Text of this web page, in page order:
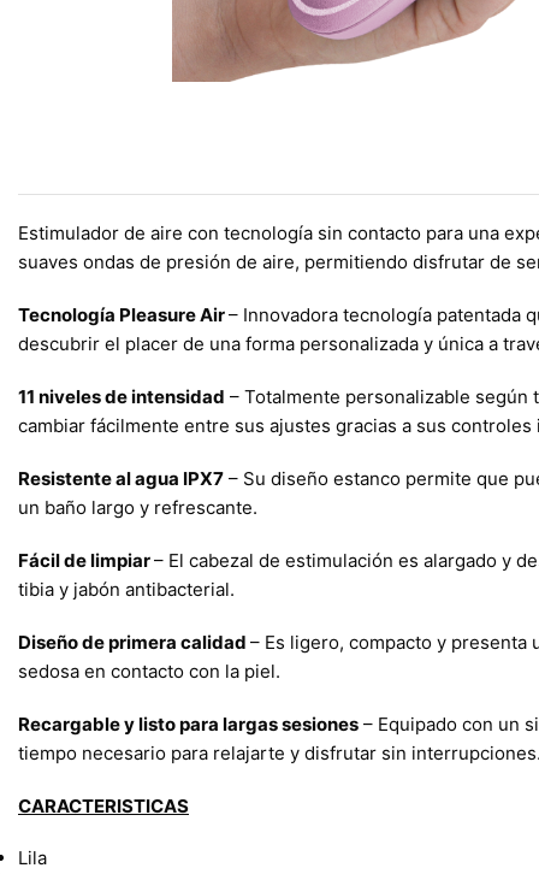
Estimulador de aire con tecnología sin contacto para una
suaves ondas de presión de aire, permitiendo disfrutar de
Tecnología Pleasure Air– Innovadora tecnología patentada
descubrir el placer de una forma personalizada y única a
11 niveles de intensidad – Totalmente personalizable según
cambiar fácilmente entre sus ajustes gracias a sus
Resistente al agua IPX7 – Su diseño estanco permite que
un baño largo y refrescante.
Fácil de limpiar– El cabezal de estimulación es alargado y
tibia y jabón antibacterial.
Diseño de primera calidad – Es ligero, compacto y presenta
sedosa en contacto con la piel.
Recargable y listo para largas sesiones – Equipado con un
tiempo necesario para relajarte y disfrutar sin
CARACTERISTICAS
Lila